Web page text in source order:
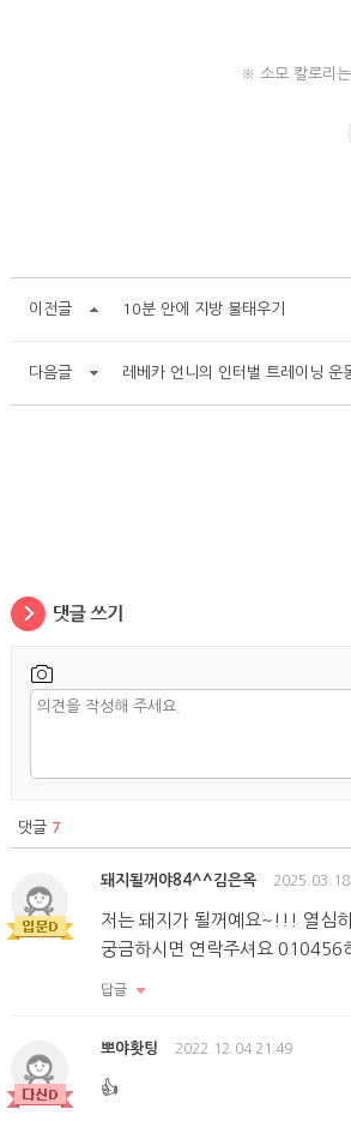
※ 소모 칼로리
이전글 10분 안에 지방 불태우기
다음글 레베카 언니의 인터벌 트레이닝 운
댓글 7
돼지될꺼야84^^김은옥 2025.03.18
저는 돼지가 될꺼예요~!!! 열심
궁금하시면 연락주셔요 010456
답글
뽀야홧팅 2022.12.04 21:49
👍